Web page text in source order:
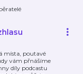
místa, poutavé
vám přnášíme
díly podcastu